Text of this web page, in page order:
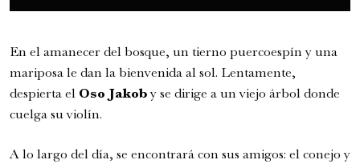
En el amanecer del bosque, un tierno puercoespín y una
mariposa le dan la bienvenida al sol. Lentamente,
despierta el Oso Jakoby se dirige a un viejo árbol donde
cuelga su violín.
A lo largo del día, se encontrará con sus amigos: el conejo y